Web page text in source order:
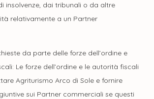
insolvenze, dai tribunali o da altre
relativamente a un Partner
da parte delle forze dell’ordine e
Le forze dell’ordine e le autorità fiscali
Agriturismo Arco di Sole e fornire
sui Partner commerciali se questi